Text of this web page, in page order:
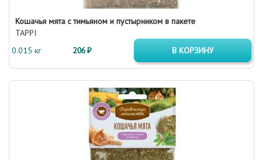
Кошачья мята с тимьяном и пустырником в пакете
TAPPI
0.015 кг
206 ₽ В КОРЗИНУ